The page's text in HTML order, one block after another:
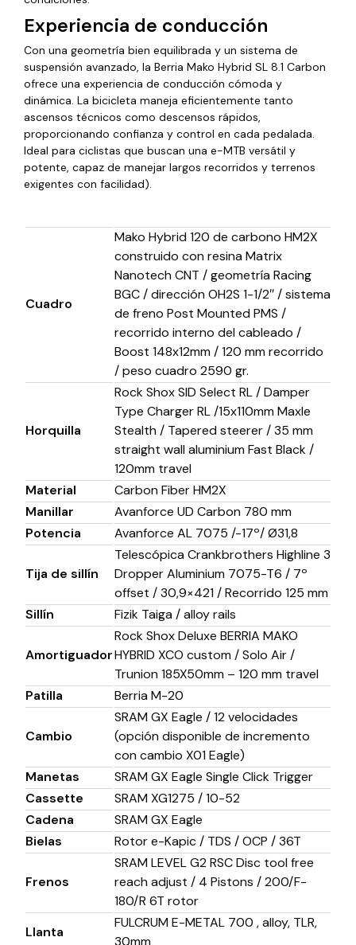
Experiencia de conducción
Con una geometría bien equilibrada y un sistema de
suspensión avanzado, la Berria Mako Hybrid SL 8.1 Carbon
ofrece una experiencia de conducción cómoda y
dinámica. La bicicleta maneja eficientemente tanto
ascensos técnicos como descensos rápidos,
proporcionando confianza y control en cada pedalada.
Ideal para ciclistas que buscan una e-MTB versátil y
potente, capaz de manejar largos recorridos y terrenos
exigentes con facilidad​)​.
Cuadro
Mako Hybrid 120 de carbono HM2X
construido con resina Matrix
Nanotech CNT / geometría Racing
BGC / dirección OH2S 1-1/2″ / sistema
de freno Post Mounted PMS /
recorrido interno del cableado /
Boost 148x12mm / 120 mm recorrido
/ peso cuadro 2590 gr.
Horquilla
Rock Shox SID Select RL / Damper
Type Charger RL /15x110mm Maxle
Stealth / Tapered steerer / 35 mm
straight wall aluminium Fast Black /
120mm travel
Material
Carbon Fiber HM2X
Manillar
Avanforce UD Carbon 780 mm
Potencia
Avanforce AL 7075 /-17º/ Ø31,8
Tija de sillín
Telescópica Crankbrothers Highline 3
Dropper Aluminium 7075-T6 / 7º
offset / 30,9×421 / Recorrido 125 mm
Sillín
Fizik Taiga / alloy rails
Amortiguador
Rock Shox Deluxe BERRIA MAKO
HYBRID XCO custom / Solo Air /
Trunion 185X50mm – 120 mm travel
Patilla
Berria M-20
Cambio
SRAM GX Eagle / 12 velocidades
(opción disponible de incremento
con cambio X01 Eagle)
Manetas
SRAM GX Eagle Single Click Trigger
Cassette
SRAM XG1275 / 10-52
Cadena
SRAM GX Eagle
Bielas
Rotor e-Kapic / TDS / OCP / 36T
Frenos
SRAM LEVEL G2 RSC Disc tool free
reach adjust / 4 Pistons / 200/F-
180/R 6T rotor
Llanta
FULCRUM E-METAL 700 , alloy, TLR,
30mm